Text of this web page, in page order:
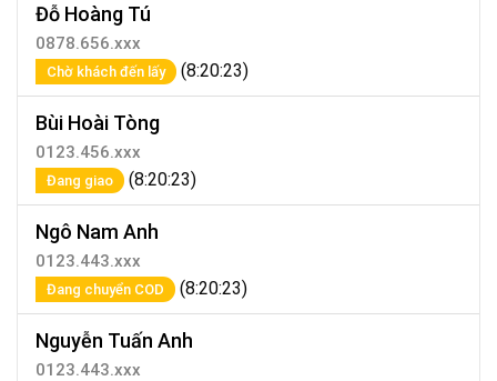
Đỗ Hoàng Tú
0878.656.xxx
Chờ khách đến lấy (8:20:23)
Bùi Hoài Tòng
0123.456.xxx
Đang giao (8:20:23)
Ngô Nam Anh
0123.443.xxx
Đang chuyển COD (8:20:23)
Nguyễn Tuấn Anh
0123.443.xxx